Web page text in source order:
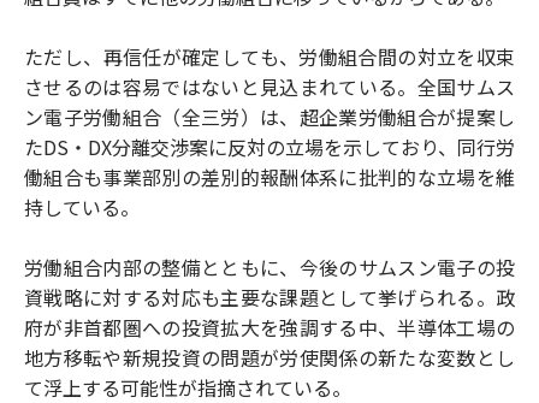
ただし、再信任が確定しても、労働組合間の対立を収束
させるのは容易ではないと見込まれている。全国サムス
ン電子労働組合（全三労）は、超企業労働組合が提案し
たDS・DX分離交渉案に反対の立場を示しており、同行労
働組合も事業部別の差別的報酬体系に批判的な立場を維
持している。
労働組合内部の整備とともに、今後のサムスン電子の投
資戦略に対する対応も主要な課題として挙げられる。政
府が非首都圏への投資拡大を強調する中、半導体工場の
地方移転や新規投資の問題が労使関係の新たな変数とし
て浮上する可能性が指摘されている。